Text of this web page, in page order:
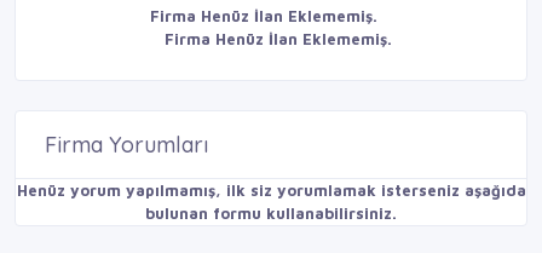
Firma Henüz İlan Eklememiş.
Firma Henüz İlan Eklememiş.
Firma Yorumları
Henüz yorum yapılmamış, ilk siz yorumlamak isterseniz aşağıda
bulunan formu kullanabilirsiniz.